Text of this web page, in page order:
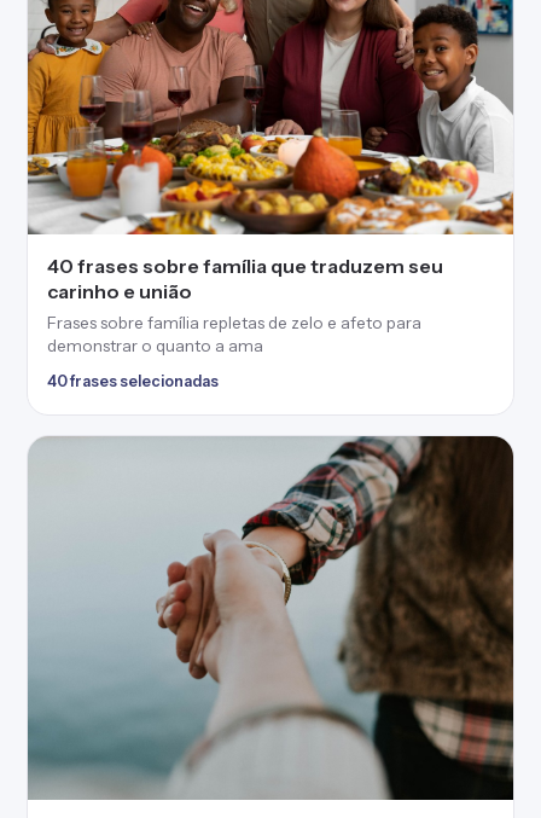
40 frases sobre família que traduzem seu
carinho e união
Frases sobre família repletas de zelo e afeto para
demonstrar o quanto a ama
40 frases selecionadas